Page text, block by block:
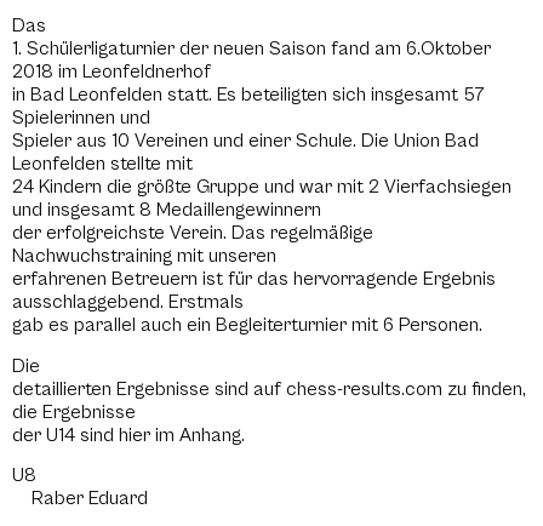
Das
1. Schülerligaturnier der neuen Saison fand am 6.Oktober
2018 im Leonfeldnerhof
in Bad Leonfelden statt. Es beteiligten sich insgesamt 57
Spielerinnen und
Spieler aus 10 Vereinen und einer Schule. Die Union Bad
Leonfelden stellte mit
24 Kindern die größte Gruppe und war mit 2 Vierfachsiegen
und insgesamt 8 Medaillengewinnern
der erfolgreichste Verein. Das regelmäßige
Nachwuchstraining mit unseren
erfahrenen Betreuern ist für das hervorragende Ergebnis
ausschlaggebend. Erstmals
gab es parallel auch ein Begleiterturnier mit 6 Personen.
Die
detaillierten Ergebnisse sind auf chess-results.com zu finden,
die Ergebnisse
der U14 sind hier im Anhang.
U8
Raber Eduard